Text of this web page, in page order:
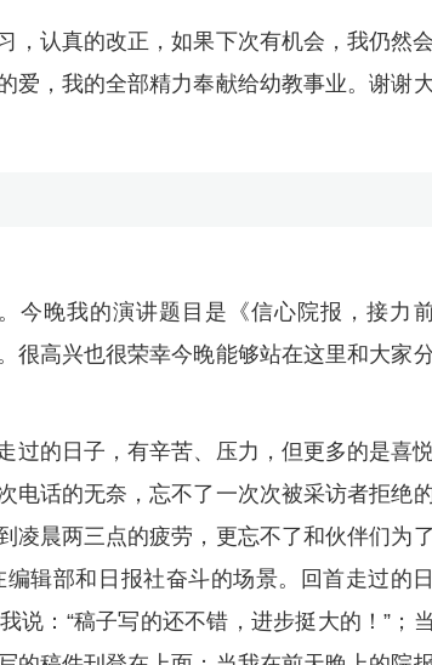
，认真的改正，如果下次有机会，我仍然会
爱，我的全部精力奉献给幼教事业。谢谢
今晚我的演讲题目是《信心院报，接力
很高兴也很荣幸今晚能够站在这里和大家
过的日子，有辛苦、压力，但更多的是喜
电话的无奈，忘不了一次次被采访者拒绝
凌晨两三点的疲劳，更忘不了和伙伴们为了
辑部和日报社奋斗的场景。回首走过的日
说：“稿子写的还不错，进步挺大的！”；当